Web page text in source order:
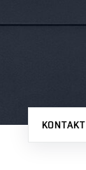
KONTAKT